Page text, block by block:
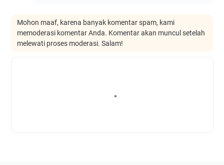
Mohon maaf, karena banyak komentar spam, kami
memoderasi komentar Anda. Komentar akan muncul setelah
melewati proses moderasi. Salam!